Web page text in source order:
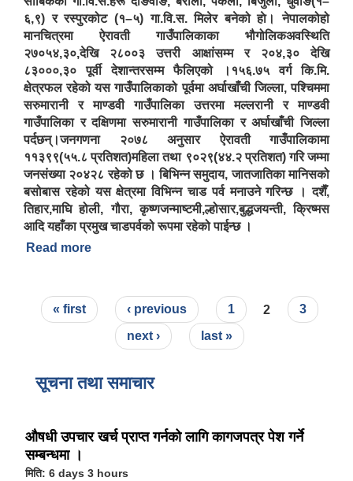
६,९) र रस्पुरकोट (१–५) गा.वि.स. मिलेर बनेको हाे। नेपालकोहो
मानचित्रमा ऐरावती गाउँपालिकाका भौगोलिकअवस्थिति
२७०५४,३०,देखि २८००३ उत्तरी आक्षांसम्म र २०४,३० देखि
८३०००,३० पूर्वी देशान्तरसम्म फैलिएको ।१५६.७५ वर्ग कि.मि.
क्षेत्रफल रहेको यस गाउँपालिकाको पूर्वमा अर्घाखाँची जिल्ला, पश्चिममा
सरुमारानी र माण्डवी गाउँपालिका उत्तरमा मल्लरानी र माण्डवी
गाउँपालिका र दक्षिणमा सरुमारानी गाउँपालिका र अर्घाखाँची जिल्ला
पर्दछन्।जनगणना २०७८ अनुसार ऐरावती गाउँपालिकामा
११३९९(५५.८ प्रतिशत)महिला तथा ९०२९(४४.२ प्रतिशत) गरि जम्मा
जनसंख्या २०४२८ रहेको छ । बिभिन्न समुदाय, जातजातिका मानिसको
बसोबास रहेको यस क्षेत्रमा विभिन्न चाड पर्व मनाउने गरिन्छ । दशैँ,
तिहार,माघि होली, गौरा, कृष्णजन्माष्टमी,ल्होसार,बुद्धजयन्ती, क्रिष्मस
आदि यहाँका प्रमुख चाडपर्वको रूपमा रहेको पाईन्छ ।
Read more
Pages
« first ‹ previous 1 2
3
next ›
last »
सूचना तथा समाचार
औषधी उपचार खर्च प्राप्त गर्नको लागि कागजपत्र पेश गर्ने
सम्बन्धमा ।
मिति: 6 days 3 hours